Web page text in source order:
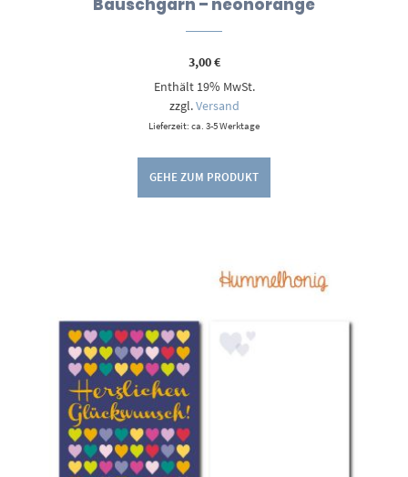
3,00€
Enthält 19% MwSt.
zzgl.Versand
Lieferzeit: ca. 3-5 Werktage
GEHE ZUM PRODUKT